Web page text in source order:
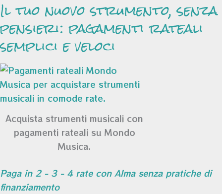
Il tuo nuovo strumento, senza
pensieri: pagamenti rateali
semplici e veloci
Acquista strumenti musicali con
pagamenti rateali su Mondo
Musica.
Paga in 2 - 3 - 4 rate con Alma senza pratiche di
finanziamento